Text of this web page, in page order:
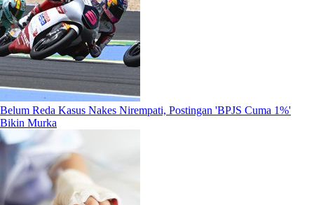
Belum Reda Kasus Nakes Nirempati, Postingan 'BPJS Cuma 1%'
Bikin Murka